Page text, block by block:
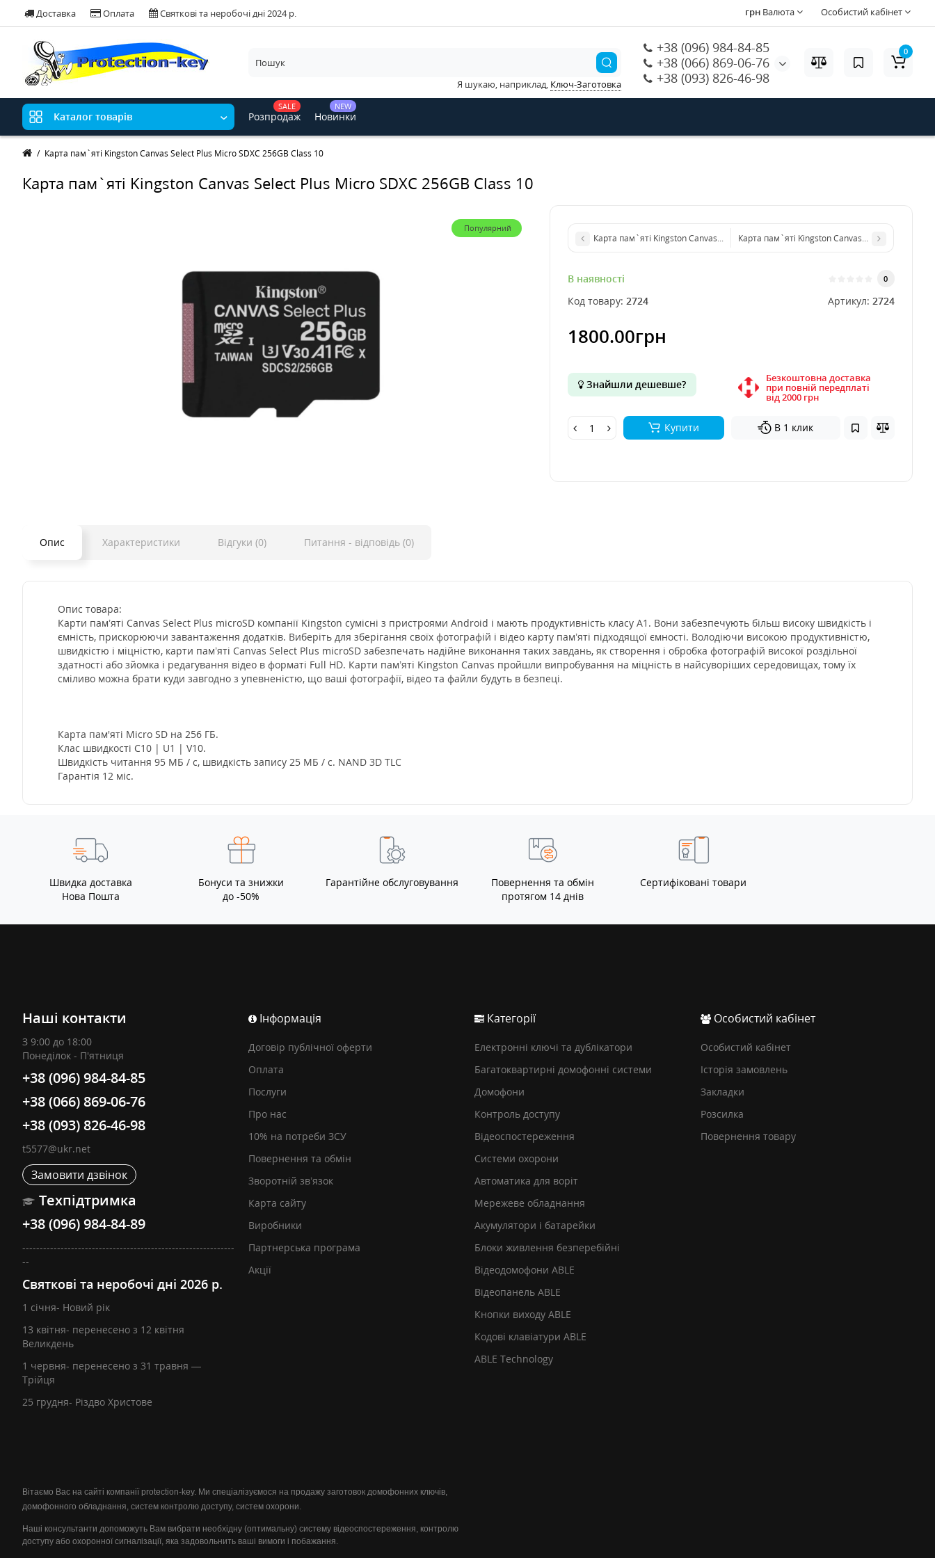
Доставка Оплата Святкові та неробочі дні 2024 р. Особистий кабінет
грн Валюта
+38 (096) 984-84-85
+38 (066) 869-06-76
+38 (093) 826-46-98
Я шукаю, наприклад, Ключ-Заготовка
0
Каталог товарів
SALE
Розпродаж
NEW
Новинки
Карта пам`яті Kingston Canvas Select Plus Micro SDXC 256GB Class 10
Карта пам`яті Kingston Canvas Select Plus Micro SDXC 256GB Class 10
Популярний
Карта пам`яті Kingston Canvas Select Plus Micro SDXC 128GB Class 10 +SD-адаптер
Карта пам`яті Kingston Canvas Go! Plus Micro
В наявності 0
Код товару: 2724 Артикул: 2724
1800.00грн
Знайшли дешевше? Безкоштовна доставка
при повній передплаті
вiд 2000 грн
Купити В 1 клик
Опис Характеристики Відгуки (0) Питання - відповідь (0)
Опис товара:
Карти пам’яті Canvas Select Plus microSD компанії Kingston сумісні з пристроями Android і мають продуктивність класу A1. Вони забезпечують більш високу швидкість і
ємність, прискорюючи завантаження додатків. Виберіть для зберігання своїх фотографій і відео карту пам’яті підходящої ємності. Володіючи високою продуктивністю,
швидкістю і міцністю, карти пам’яті Canvas Select Plus microSD забезпечать надійне виконання таких завдань, як створення і обробка фотографій високої роздільної
здатності або зйомка і редагування відео в форматі Full HD. Карти пам’яті Kingston Canvas пройшли випробування на міцність в найсуворіших середовищах, тому їх
сміливо можна брати куди завгодно з упевненістю, що ваші фотографії, відео та файли будуть в безпеці.
Карта пам'яті Micro SD на 256 ГБ.
Клас швидкості C10 | U1 | V10.
Швидкість читання 95 МБ / с, швидкість запису 25 МБ / с. NAND 3D TLC
Гарантiя 12 мic.
Швидка доставка
Нова Пошта
Бонуси та знижки
до -50%
Гарантійне обслуговування
Повернення та обмін
протягом 14 днів
Сертифіковані товари
Наші контакти
З 9:00 до 18:00
Понеділок - П'ятниця
+38 (096) 984-84-85
+38 (066) 869-06-76
+38 (093) 826-46-98
t5577@ukr.net
Замовити дзвінок
Техпідтримка
+38 (096) 984-84-89
-------------------------------------------------------------
--
Святкові та неробочі дні 2026 р.
1 січня- Новий рік
13 квітня- перенесено з 12 квітня
Великдень
1 червня- перенесено з 31 травня —
Трійця
25 грудня- Різдво Христове
Інформація
Договір публічної оферти
Оплата
Послуги
Про нас
10% на потреби ЗСУ
Повернення та обмін
Зворотній зв’язок
Карта сайту
Виробники
Партнерська програма
Акції
Категорії
Електронні ключі та дублікатори
Багатоквартирні домофонні системи
Домофони
Контроль доступу
Відеоспостереження
Системи охорони
Автоматика для воріт
Мережеве обладнання
Акумулятори і батарейки
Блоки живлення безперебійні
Відеодомофони ABLE
Відеопанель ABLE
Кнопки виходу ABLE
Кодові клавіатури ABLE
ABLE Technology
Особистий кабінет
Особистий кабінет
Історія замовлень
Закладки
Розсилка
Повернення товару
Вітаємо Вас на сайті компанії protection-key. Ми спеціалізуємося на продажу заготовок домофонних ключів,
домофонного обладнання, систем контролю доступу, систем охорони.
Наші консультанти допоможуть Вам вибрати необхідну (оптимальну) систему відеоспостереження, контролю
доступу або охоронної сигналізації, яка задовольнить ваші вимоги і побажання.